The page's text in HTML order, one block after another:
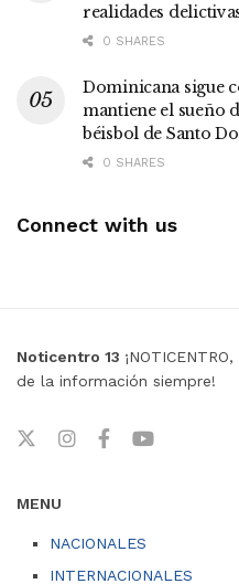
realidades
0 SHARES
Dominicana sigue
mantiene el sueño
béisbol de Santo
0 SHARES
Connect with us
Noticentro 13
de la información siempre!
MENU
NACIONALES
INTERNACIONALES